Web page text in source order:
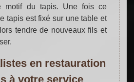
motif du tapis. Une fois ce
tapis est fixé sur une table et
tendre de nouveaux fils et
en restauration
à votre service